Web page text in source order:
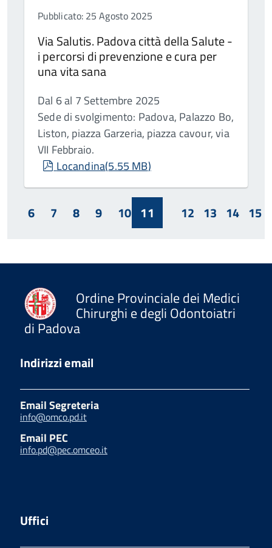
Pubblicato: 25 Agosto 2025
Via Salutis. Padova città della Salute -
i percorsi di prevenzione e cura per
una vita sana
Dal 6 al 7 Settembre 2025
Sede di svolgimento: Padova, Palazzo Bo,
Liston, piazza Garzeria, piazza cavour, via
VII Febbraio.
pdf
Locandina(5.55 MB)
6 7 8 9 10 11 12 13 14 15
Ordine Provinciale dei Medici
Chirurghi e degli Odontoiatri
di Padova
Indirizzi email
Email Segreteria
info@omco.pd.it
Email PEC
info.pd@pec.omceo.it
Uffici